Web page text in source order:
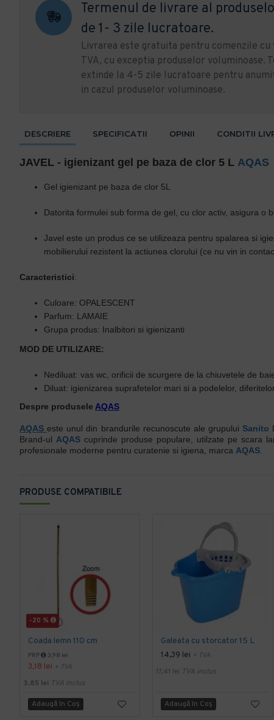
Termenul de livrare al
de 1- 3 zile lucratoare.
Livrarea este gratuita pentru comenzile cu
TVA, cu exceptia produselor voluminoase.
extinde la 4-5 zile lucratoare pentru
in cazul produselor voluminoase.
PRODUSE COMPATIBILE
-20 %
Coada lemn 110 cm
PRP 3,98 lei
3,18 lei + TVA
3,85 lei TVA inclus
Adaugă în Coş
Galeata cu storcator 15 L
14,39 lei + TVA
17,41 lei TVA inclus
Adaugă în Coş
DESCRIERE SPECIFICATII OPINII CONDITII
JAVEL - igienizant gel pe baza de clor 5 L AQAS
Gel igienizant pe baza de clor 5L
Datorita formulei sub forma de gel, cu clor activ, asigura o
Javel este un produs ce se utilizeaza pentru spalarea si
mobilierului rezistent la actiunea clorului (ce nu vin in
Caracteristici:
Culoare: OPALESCENT
Parfum: LAMAIE
Grupa produs: Inalbitori si igienizanti
MOD DE UTILIZARE:
Nediluat: vas wc, orificii de scurgere de la chiuvetele de
Diluat: igienizarea suprafetelor mari si a podelelor,
Despre produsele AQAS
AQAS este unul din brandurile recunoscute ale grupului Sanito
Brand-ul AQAS cuprinde produse populare, utilzate pe scara
profesionale moderne pentru curatenie si igiena, marca AQAS